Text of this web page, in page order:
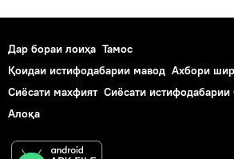
Дар бораи лоиҳа Тамос
Қоидаи истифодабарии мавод Ахбори
Сиёсати махфият Сиёсати истифодабарии
Алоқа